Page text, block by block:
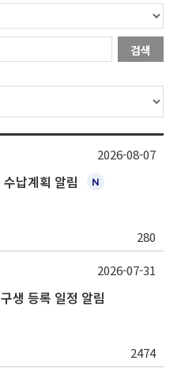
검색
납계획 알림
280
2026-08-07
생 등록 일정 알림
2474
2026-07-31